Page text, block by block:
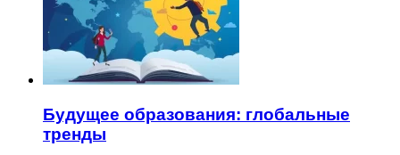
Будущее образования: глобальные
тренды